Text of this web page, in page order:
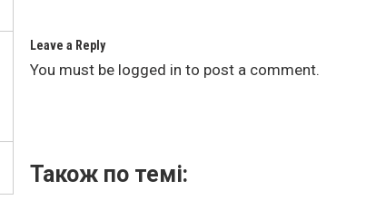
Leave a Reply
You must be logged in to post a comment.
Також по темі: